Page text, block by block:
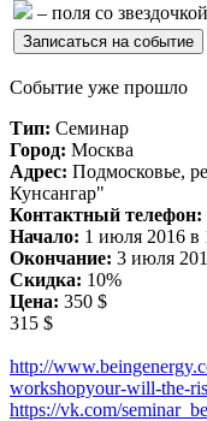
– поля со
Событие уже прошло
Тип: Семинар
Город: Москва
Адрес: Подмосковье,
Кунсангар"
Контактный телефон:
Начало: 1 июля 2016 в
Окончание: 3 июля
Скидка: 10%
Цена: 350 $
315 $
http://
workshopyour-will-the-
https://vk.com/seminar_be